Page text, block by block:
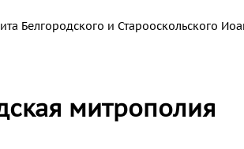
Белгородского и Старооскольского